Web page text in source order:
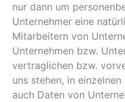
nur dann um
Unternehmer eine
Mitarbeitern von
Unternehmen bzw.
vertraglichen bzw.
uns stehen, in
auch Daten von